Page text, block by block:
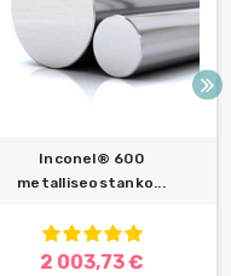
Inconel® 600
metalliseostanko...
2 003,73 €